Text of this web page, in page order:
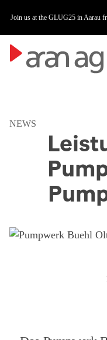
Join us at the GLUG25 in Aarau
NEWS